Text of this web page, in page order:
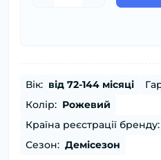
Вік: від 72-144 місяці
Колір: Рожевий
Країна реєстрації бренду:
Сезон: Демісезон